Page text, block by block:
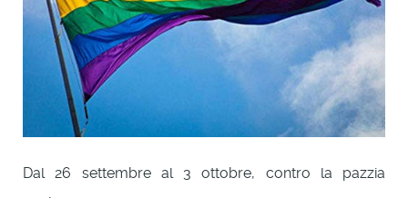
Dal 26 settembre al 3 ottobre, contro la pazzia